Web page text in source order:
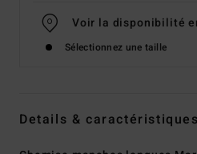
Voir la disponibilité
Sélectionnez une taille
Details & caractéristiques